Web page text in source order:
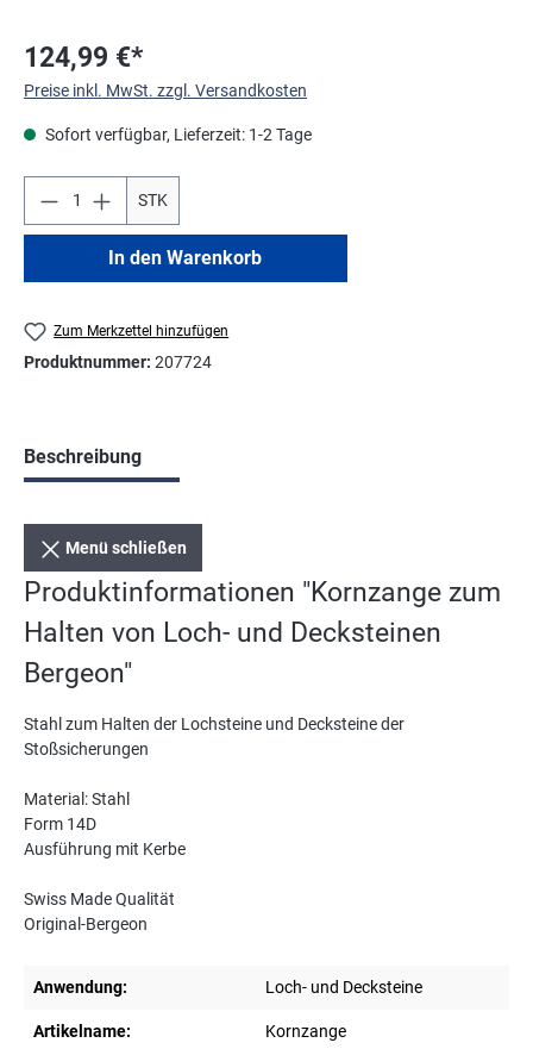
124,99 €*
Preise inkl. MwSt. zzgl. Versandkosten
Sofort verfügbar, Lieferzeit: 1-2 Tage
STK
In den Warenkorb
Zum Merkzettel hinzufügen
Produktnummer: 207724
Beschreibung
Menü schließen
Produktinformationen "Kornzange zum
Halten von Loch- und Decksteinen
Bergeon"
Stahl zum Halten der Lochsteine und Decksteine der
Stoßsicherungen
Material: Stahl
Form 14D
Ausführung mit Kerbe
Swiss Made Qualität
Original-Bergeon
Anwendung: Loch- und Decksteine
Artikelname: Kornzange